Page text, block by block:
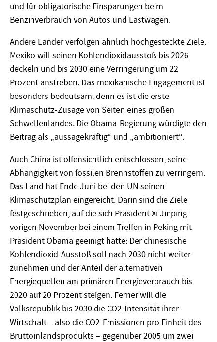
und für obligatorische Einsparungen beim
Benzinverbrauch von Autos und Lastwagen.
Andere Länder verfolgen ähnlich hochgesteckte Ziele.
Mexiko will seinen Kohlendioxidausstoß bis 2026
deckeln und bis 2030 eine Verringerung um 22
Prozent anstreben. Das mexikanische Engagement ist
besonders bedeutsam, denn es ist die erste
Klimaschutz-Zusage von Seiten eines großen
Schwellenlandes. Die Obama-Regierung würdigte den
Beitrag als „aussagekräftig“ und „ambitioniert“.
Auch China ist offensichtlich entschlossen, seine
Abhängigkeit von fossilen Brennstoffen zu verringern.
Das Land hat Ende Juni bei den UN seinen
Klimaschutzplan eingereicht. Darin sind die Ziele
festgeschrieben, auf die sich Präsident Xi Jinping
vorigen November bei einem Treffen in Peking mit
Präsident Obama geeinigt hatte: Der chinesische
Kohlendioxid-Ausstoß soll nach 2030 nicht weiter
zunehmen und der Anteil der alternativen
Energiequellen am primären Energieverbrauch bis
2020 auf 20 Prozent steigen. Ferner will die
Volksrepublik bis 2030 die CO2-Intensität ihrer
Wirtschaft – also die CO2-Emissionen pro Einheit des
Bruttoinlandsprodukts – gegenüber 2005 um zwei